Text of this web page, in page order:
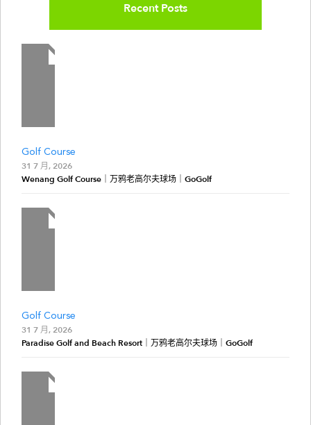
Recent Posts
Golf Course
31 7 月, 2026
Wenang Golf Course｜万鸦老高尔夫球场｜GoGolf
Golf Course
31 7 月, 2026
Paradise Golf and Beach Resort｜万鸦老高尔夫球场｜GoGolf